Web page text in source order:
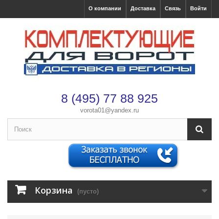
Войти
Связь
Доставка
О компании
8 (495) 77 88 925
vorota01@yandex.ru
Корзина (пусто)
×
После оформления заказа с вами свяжется менеджер
Телефон